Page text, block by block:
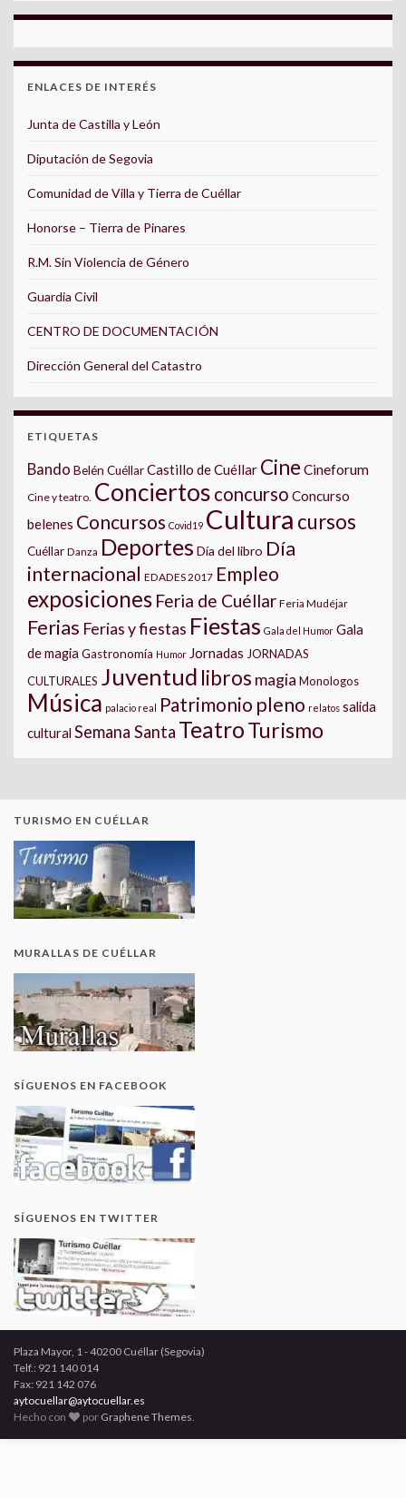
ENLACES DE INTERÉS
Junta de Castilla y León
Diputación de Segovia
Comunidad de Villa y Tierra de Cuéllar
Honorse – Tierra de Pinares
R.M. Sin Violencia de Género
Guardia Civil
CENTRO DE DOCUMENTACIÓN
Dirección General del Catastro
ETIQUETAS
Bando Belén CuéllarCastillo de Cuéllar Cine Cineforum
Cine y teatro. Conciertos concurso Concurso
belenes Concursos Covid19 Cultura cursos
Cuéllar Danza Deportes Día del libro Día
internacional EDADES 2017 Empleo
exposiciones Feria de Cuéllar Feria Mudéjar
Ferias Ferias y fiestas Fiestas Gala del Humor Gala
de magia Gastronomía Humor Jornadas JORNADAS
CULTURALES Juventud libros magia Monologos
Música palacio real Patrimonio pleno relatos salida
cultural Semana Santa TeatroTurismo
TURISMO EN CUÉLLAR
MURALLAS DE CUÉLLAR
SÍGUENOS EN FACEBOOK
SÍGUENOS EN TWITTER
Plaza Mayor, 1 - 40200 Cuéllar (Segovia)
Telf.: 921 140 014
Fax: 921 142 076
aytocuellar@aytocuellar.es
Hecho con
por Graphene Themes.